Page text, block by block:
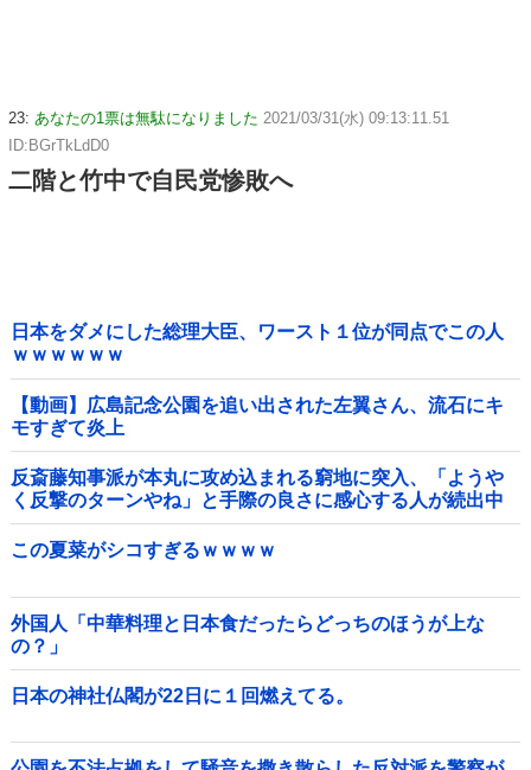
23: あなたの1票は無駄になりました 2021/03/31(水) 09:13:11.51
ID:BGrTkLdD0
二階と竹中で自民党惨敗へ
日本をダメにした総理大臣、ワースト１位が同点でこの人
ｗｗｗｗｗｗ
【動画】広島記念公園を追い出された左翼さん、流石にキ
モすぎて炎上
反斎藤知事派が本丸に攻め込まれる窮地に突入、「ようや
く反撃のターンやね」と手際の良さに感心する人が続出中
他
この夏菜がシコすぎるｗｗｗｗ
外国人「中華料理と日本食だったらどっちのほうが上な
の？」
日本の神社仏閣が22日に１回燃えてる。